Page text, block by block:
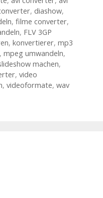
, diashow,
, filme converter,
, FLV 3GP
, konvertierer, mp3
, mpeg umwandeln,
machen,
, video
, videoformate, wav